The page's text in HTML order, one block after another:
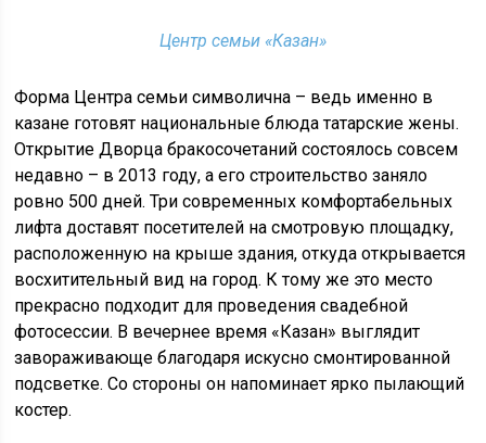
Центр семьи «Казан»
Форма Центра семьи символична – ведь именно в
казане готовят национальные блюда татарские жены.
Открытие Дворца бракосочетаний состоялось совсем
недавно – в 2013 году, а его строительство заняло
ровно 500 дней. Три современных комфортабельных
лифта доставят посетителей на смотровую площадку,
расположенную на крыше здания, откуда открывается
восхитительный вид на город. К тому же это место
прекрасно подходит для проведения свадебной
фотосессии. В вечернее время «Казан» выглядит
завораживающе благодаря искусно смонтированной
подсветке. Со стороны он напоминает ярко пылающий
костер.